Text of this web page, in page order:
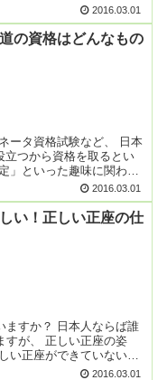
2016.03.01
の資格はどんなもの
ータ資格試験など、 日本
つから資格を取るとい
」といった趣味に関わる
2016.03.01
い！正しい正座の仕
ますか？ 日本人ならば誰
すが、 正しい正座の姿
い正座ができていないと
いると正座の姿勢...2016.03.01